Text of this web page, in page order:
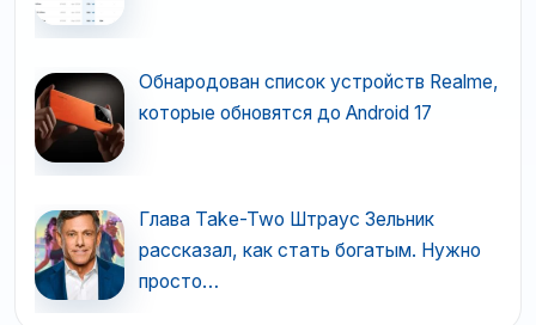
Обнародован список устройств Realme,
которые обновятся до Android 17
Глава Take-Two Штраус Зельник
рассказал, как стать богатым. Нужно
просто…